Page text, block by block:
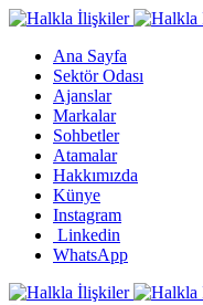
Ana Sayfa
Sektör Odası
Ajanslar
Markalar
Sohbetler
Atamalar
Hakkımızda
Künye
Instagram
Linkedin
WhatsApp